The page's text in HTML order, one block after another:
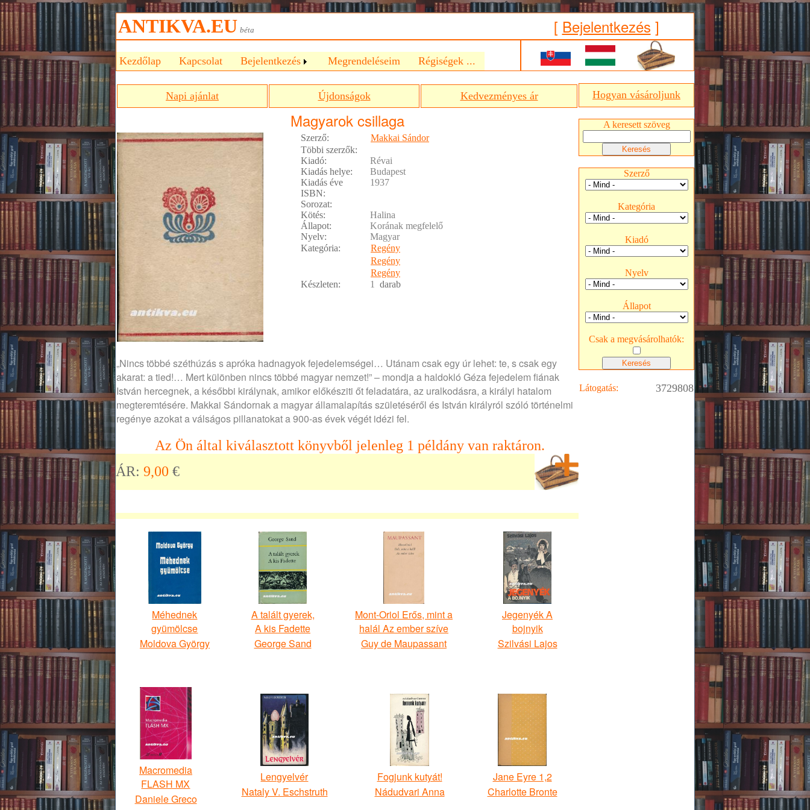
ANTIKVA.EU béta [ Bejelentkezés ]
Kezdőlap Kapcsolat Bejelentkezés Megrendeléseim Régiségek ...
Napi ajánlat Újdonságok Kedvezményes ár
Magyarok csillaga
Szerző:
Makkai Sándor
Többi szerzők:
Kiadó:
Révai
Kiadás helye:
Budapest
Kiadás éve
1937
ISBN:
Sorozat:
Kötés:
Halina
Állapot:
Korának megfelelő
Nyelv:
Magyar
Kategória:
Regény
Regény
Regény
Készleten:
1 darab
„Nincs többé széthúzás s apróka hadnagyok fejedelemségei… Utánam csak egy úr lehet: te, s csak egy
akarat: a tied!… Mert különben nincs többé magyar nemzet!” – mondja a haldokló Géza fejedelem fiának
István hercegnek, a későbbi királynak, amikor előkésziti őt feladatára, az uralkodásra, a királyi hatalom
megteremtésére. Makkai Sándornak a magyar államalapítás születéséről és István királyról szóló történelmi
regénye azokat a válságos pillanatokat a 900-as évek végét idézi fel.
Az Ön által kiválasztott könyvből jelenleg 1 példány van raktáron.
ÁR: 9,00 €
Méhednek
gyümölcse
Moldova György
A talált gyerek,
A kis Fadette
George Sand
Mont-Oriol Erős, mint a
halál Az ember szíve
Guy de Maupassant
Jegenyék A
bojnyik
Szilvási Lajos
Macromedia
FLASH MX
Daniele Greco
Lengyelvér
Nataly V. Eschstruth
Fogjunk kutyát!
Nádudvari Anna
Jane Eyre 1,2
Charlotte Bronte
Hogyan vásároljunk
A keresett szöveg
Szerző
Kategória
Kiadó
Nyelv
Állapot
Csak a megvásárolhatók:
Látogatás: 3729808